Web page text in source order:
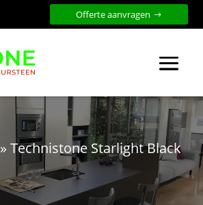
Offerte aanvragen
»Technistone Starlight Black